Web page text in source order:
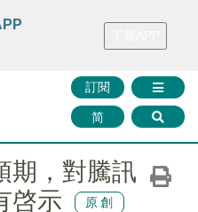
財華證券 媒體矩陣
訂閱
简
期，對騰訊
啓示
原創